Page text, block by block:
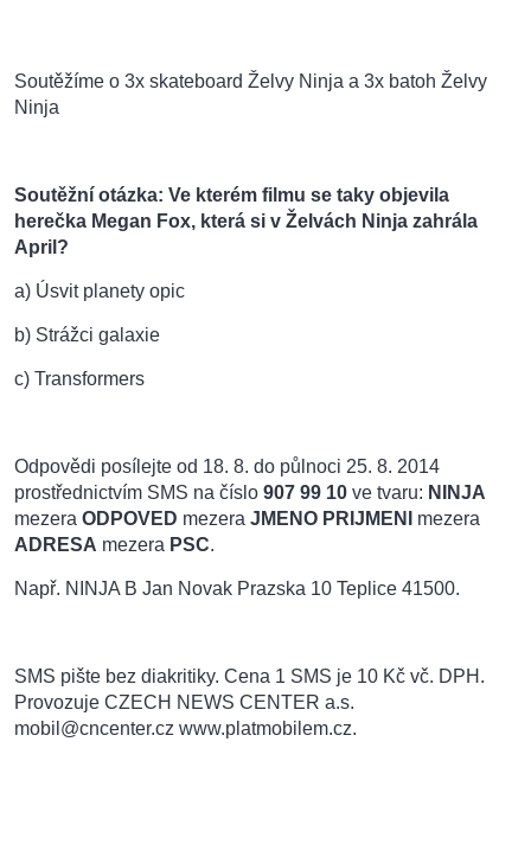
Soutěžíme o 3x skateboard Želvy Ninja a 3x batoh Želvy
Ninja
Soutěžní otázka: Ve kterém filmu se taky objevila
herečka Megan Fox, která si v Želvách Ninja zahrála
April?
a) Úsvit planety opic
b) Strážci galaxie
c) Transformers
Odpovědi posílejte od 18. 8. do půlnoci 25. 8. 2014
prostřednictvím SMS na číslo 907 99 10 ve tvaru: NINJA
mezera ODPOVED mezera JMENO PRIJMENI
mezera
ADRESA mezera PSC.
Např. NINJA B Jan Novak Prazska 10 Teplice 41500.
SMS pište bez diakritiky. Cena 1 SMS je 10 Kč vč. DPH.
Provozuje CZECH NEWS CENTER a.s.
mobil@cncenter.cz www.platmobilem.cz.